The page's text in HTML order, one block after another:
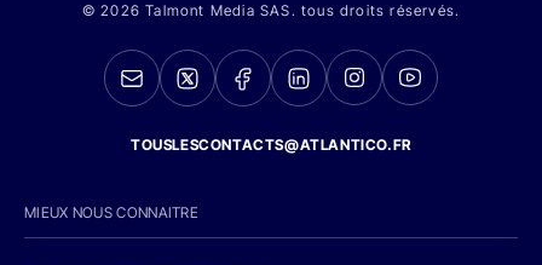
© 2026 Talmont Media SAS. tous droits réservés.
TOUSLESCONTACTS@ATLANTICO.FR
MIEUX NOUS CONNAITRE